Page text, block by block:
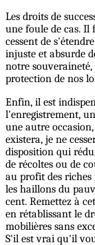
Les droits de
une foule de cas.
cessent de
injuste et absurde
notre
protection de nos
Enfin, il est
l'enregistrement,
une autre occasion,
existera, je ne
disposition qui
de récoltes ou de
au profit des riches
les haillons du
cent. Remettez à
en rétablissant le
mobilières sans
S'il est vrai qu'il